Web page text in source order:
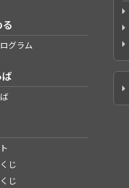
グラム
じ
じ